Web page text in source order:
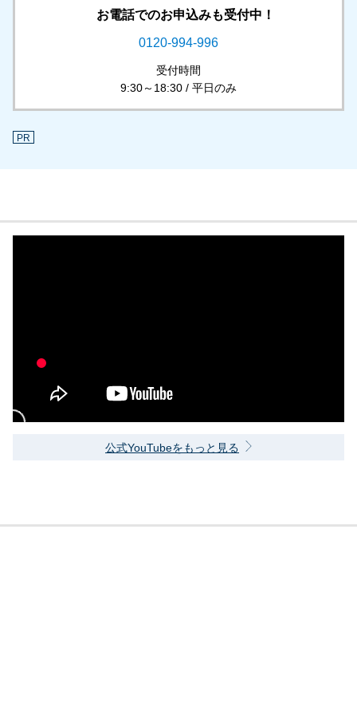
お電話でのお申込みも受付中！
0120-994-996
受付時間
9:30～18:30 / 平日のみ
PR
公式YouTubeをもっと見る